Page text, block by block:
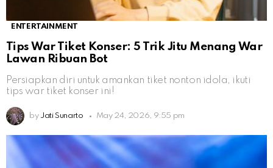
ENTERTAINMENT
Tips War Tiket Konser: 5 Trik Jitu Menang War
Lawan Ribuan Bot
Persiapkan diri untuk amankan tiket nonton idola, ikuti
tips war tiket konser ini!
by Jati Sunarto May 24, 2026, 9:55 pm